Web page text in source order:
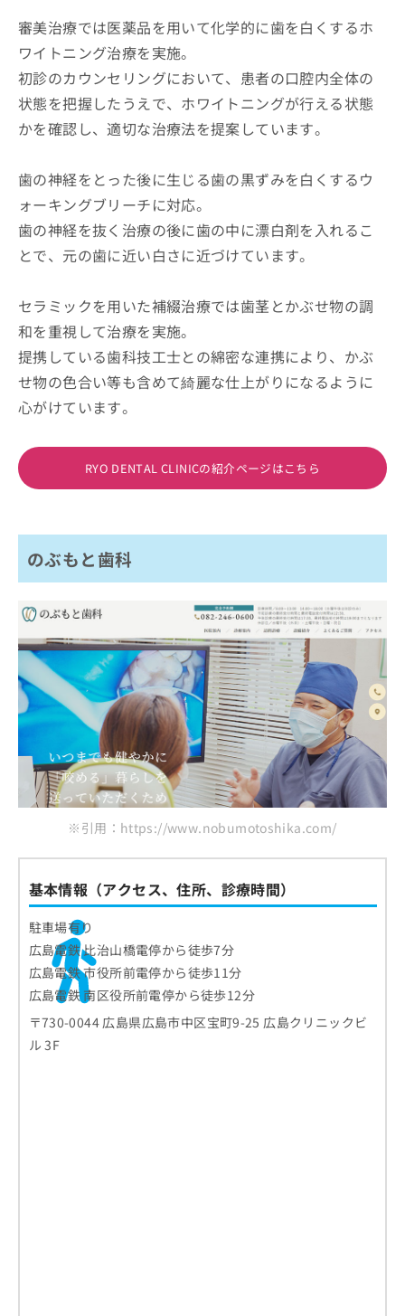
審美治療では医薬品を用いて化学的に歯を白くするホ
ワイトニング治療を実施。
初診のカウンセリングにおいて、患者の口腔内全体の
状態を把握したうえで、ホワイトニングが行える状態
かを確認し、適切な治療法を提案しています。
歯の神経をとった後に生じる歯の黒ずみを白くするウ
ォーキングブリーチに対応。
歯の神経を抜く治療の後に歯の中に漂白剤を入れるこ
とで、元の歯に近い白さに近づけています。
セラミックを用いた補綴治療では歯茎とかぶせ物の調
和を重視して治療を実施。
提携している歯科技工士との綿密な連携により、かぶ
せ物の色合い等も含めて綺麗な仕上がりになるように
心がけています。
RYO DENTAL CLINICの紹介ページはこちら
のぶもと歯科
※引用：https://www.nobumotoshika.com/
基本情報（アクセス、住所、診療時間）
駐車場有り
広島電鉄 比治山橋電停から徒歩7分
広島電鉄 市役所前電停から徒歩11分
広島電鉄 南区役所前電停から徒歩12分
〒730-0044 広島県広島市中区宝町9-25 広島クリニックビ
ル 3F